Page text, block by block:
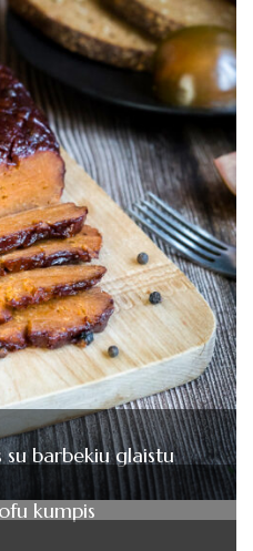
su barbekiu glaistu
kumpis